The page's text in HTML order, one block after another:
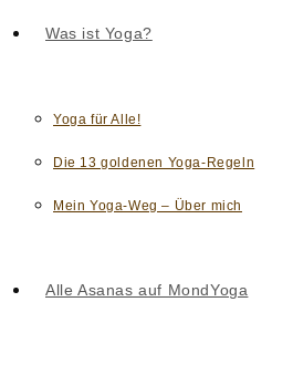
Was ist Yoga?
Yoga für Alle!
Die 13 goldenen Yoga-Regeln
Mein Yoga-Weg – Über mich
Alle Asanas auf MondYoga